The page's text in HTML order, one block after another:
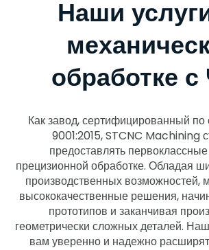
Наши
обработке
Как завод, сертифицированный по
9001:2015, STCNC Machining
предоставлять
прецизионной обработке. Обладая
производственных возможностей,
высококачественные решения,
прототипов и заканчивая
геометрически сложных деталей.
вам уверенно и надежно